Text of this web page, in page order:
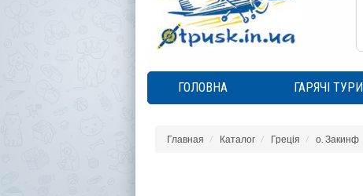
ГОЛОВНА ГАРЯЧІ ТУРИ
Главная Каталог Греція о. Закинф